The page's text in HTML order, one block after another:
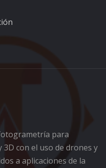
para
con el uso de drones y
a aplicaciones de la